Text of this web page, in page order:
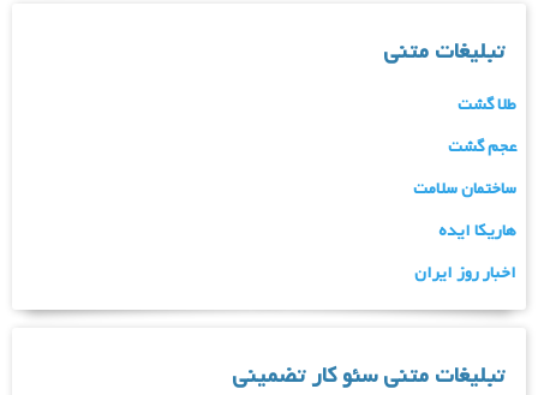
تبلیغات متنی
طلا گشت
عجم گشت
ساختمان سلامت
هاریکا ایده
اخبار روز ایران
تبلیغات متنی سئو کار تضمینی